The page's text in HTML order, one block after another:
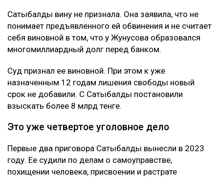
Сатыбалды вину не признала. Она заявила, что не
понимает предъявленного ей обвинения и не считает
себя виновной в том, что у Жунусова образовался
многомиллиардный долг перед банком.
Суд признал ее виновной. При этом к уже
назначенным 12 годам лишения свободы новый
срок не добавили. С Сатыбалды постановили
взыскать более 8 млрд тенге.
Это уже четвертое уголовное дело
Первые два приговора Сатыбалды вынесли в 2023
году. Ее судили по делам о самоуправстве,
похищении человека, присвоении и растрате